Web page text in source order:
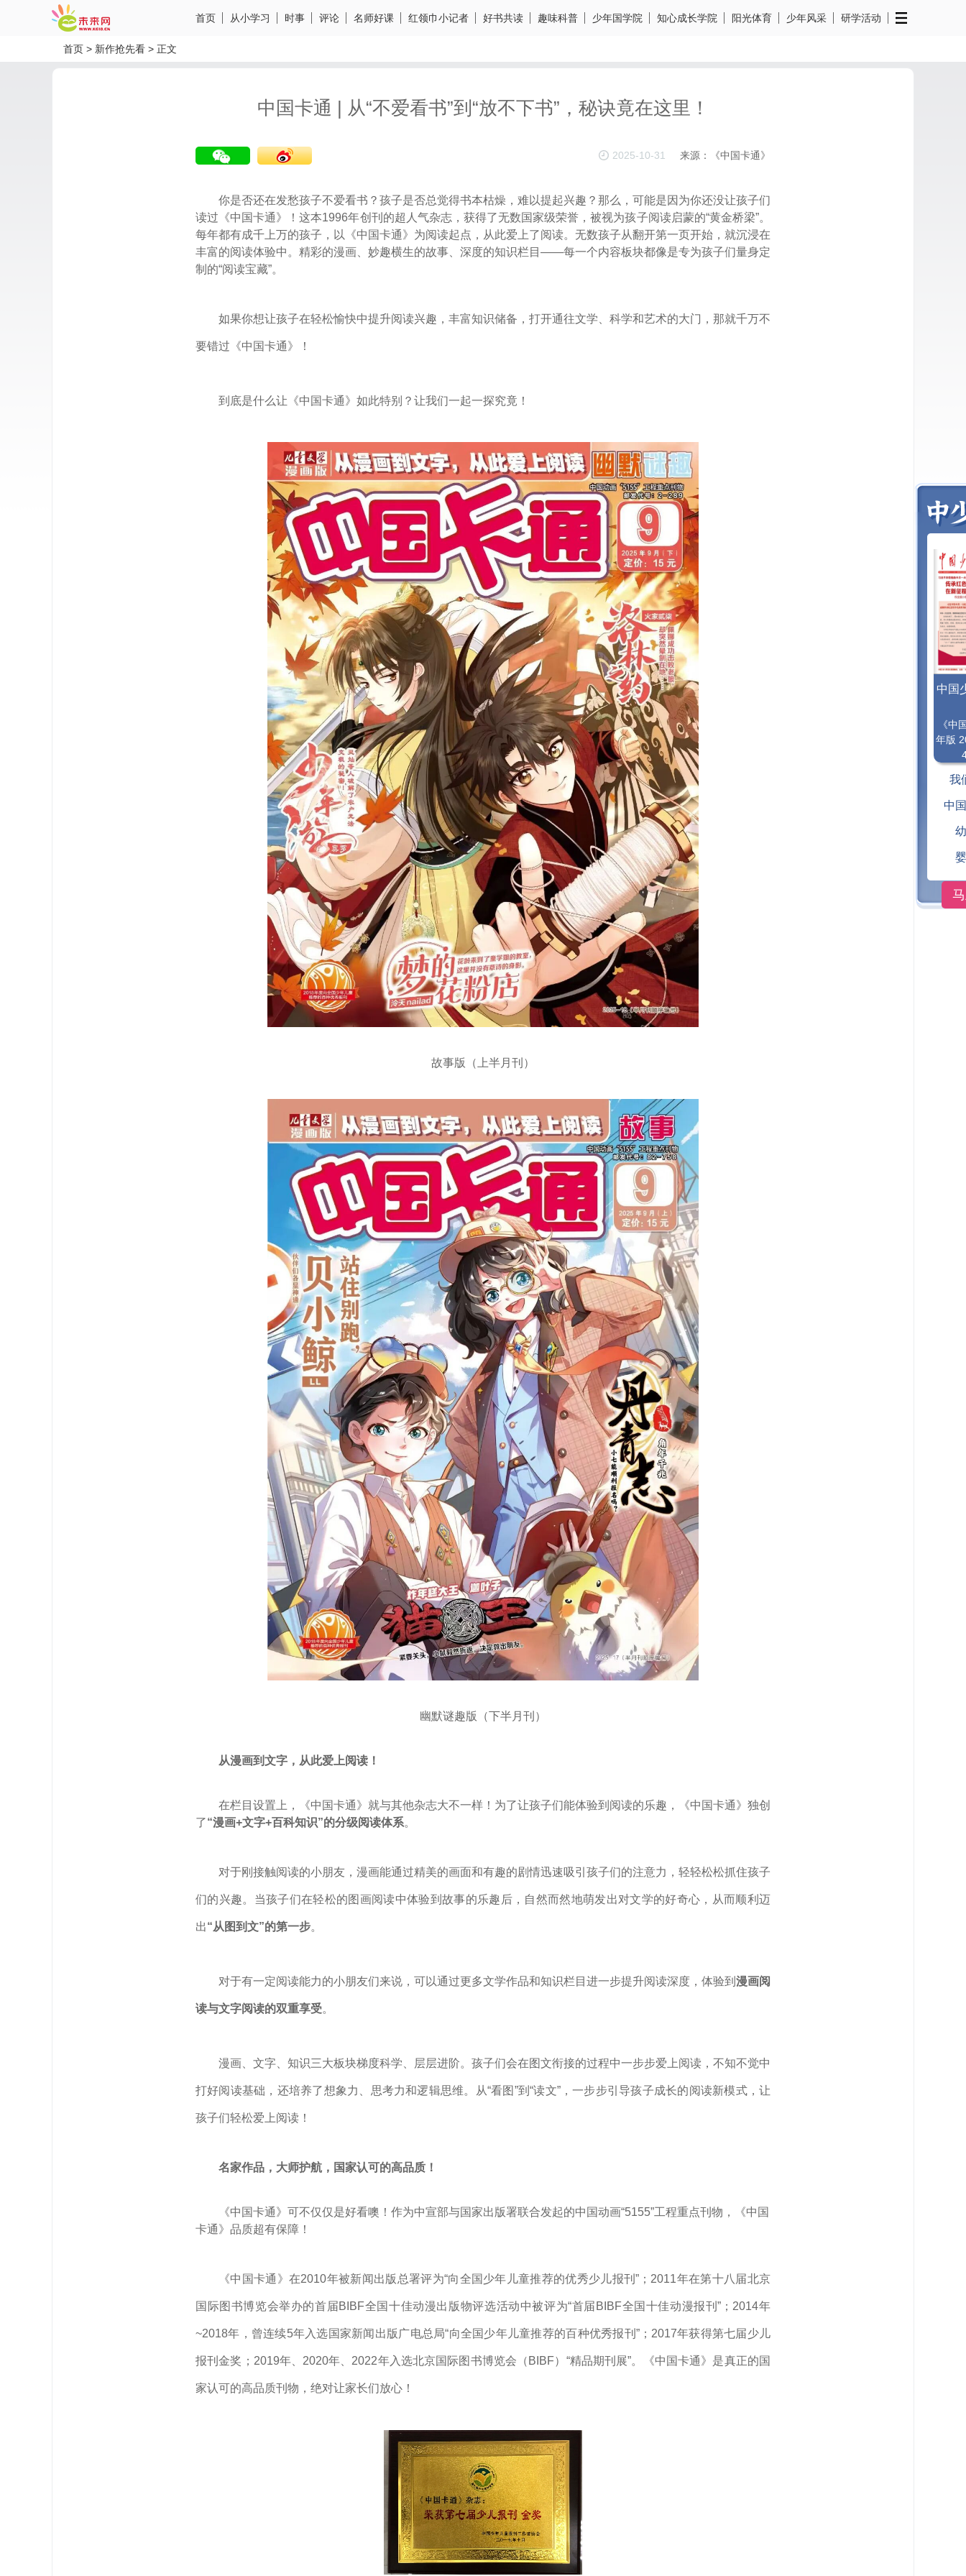
首页 从小学习 时事 评论 名师好课 红领巾小记者 好书共读 趣味科普 少年国学院 知心成长学院 阳光体育 少年风采 研学活动
首页 > 新作抢先看 > 正文
中国卡通 | 从“不爱看书”到“放不下书”，秘诀竟在这里！
分享到微信 分享到微博
2025-10-31 来源：《中国卡通》
你是否还在发愁孩子不爱看书？孩子是否总觉得书本枯燥，难以提起兴趣？那么，可能是因为你还没让孩子们
读过《中国卡通》！这本1996年创刊的超人气杂志，获得了无数国家级荣誉，被视为孩子阅读启蒙的“黄金桥梁”。
每年都有成千上万的孩子，以《中国卡通》为阅读起点，从此爱上了阅读。无数孩子从翻开第一页开始，就沉浸在
丰富的阅读体验中。精彩的漫画、妙趣横生的故事、深度的知识栏目——每一个内容板块都像是专为孩子们量身定
制的“阅读宝藏”。
如果你想让孩子在轻松愉快中提升阅读兴趣，丰富知识储备，打开通往文学、科学和艺术的大门，那就千万不
要错过《中国卡通》！
到底是什么让《中国卡通》如此特别？让我们一起一探究竟！
故事版（上半月刊）
幽默谜趣版（下半月刊）
从漫画到文字， 从此爱上阅读！
在栏目设置上，《中国卡通》就与其他杂志大不一样！为了让孩子们能体验到阅读的乐趣，《中国卡通》独创
了“漫画+文字+百科知识”的分级阅读体系。
对于刚接触阅读的小朋友，漫画能通过精美的画面和有趣的剧情迅速吸引孩子们的注意力，轻轻松松抓住孩子
们的兴趣。当孩子们在轻松的图画阅读中体验到故事的乐趣后，自然而然地萌发出对文学的好奇心，从而顺利迈
出“从图到文”的第一步。
对于有一定阅读能力的小朋友们来说，可以通过更多文学作品和知识栏目进一步提升阅读深度，体验到 漫画阅
读与文字阅读的双重享受。
漫画、文字、知识三大板块梯度科学、层层进阶。孩子们会在图文衔接的过程中一步步爱上阅读，不知不觉中
打好阅读基础，还培养了想象力、思考力和逻辑思维。从“看图”到“读文”，一步步引导孩子成长的阅读新模式，让
孩子们轻松爱上阅读！
名家作品， 大师护航， 国家认可的高品质！
《中国卡通》可不仅仅是好看噢！作为中宣部与国家出版署联合发起的中国动画“5155”工程重点刊物，《中国
卡通》品质超有保障！
《中国卡通》在2010年被新闻出版总署评为“向全国少年儿童推荐的优秀少儿报刊”；2011年在第十八届北京
国际图书博览会举办的首届BIBF全国十佳动漫出版物评选活动中被评为“首届BIBF全国十佳动漫报刊”；2014年
~2018年，曾连续5年入选国家新闻出版广电总局“向全国少年儿童推荐的百种优秀报刊”；2017年获得第七届少儿
报刊金奖；2019年、2020年、2022年入选北京国际图书博览会（BIBF）“精品期刊展”。《中国卡通》是真正的国
家认可的高品质刊物，绝对让家长们放心！
中国
《中
年版
我
中